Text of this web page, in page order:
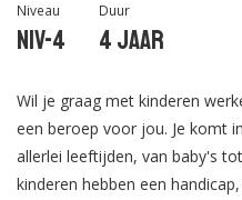
Niveau
Niv-4
Duur
4 jaar
Wil je graag met kinderen
een beroep voor jou. Je komt
allerlei leeftijden, van baby's
kinderen hebben een